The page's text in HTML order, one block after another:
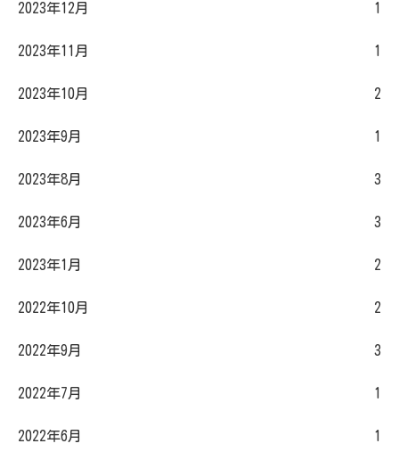
2023年12月 1
2023年11月 1
2023年10月 2
2023年9月 1
2023年8月 3
2023年6月 3
2023年1月 2
2022年10月 2
2022年9月 3
2022年7月 1
2022年6月 1